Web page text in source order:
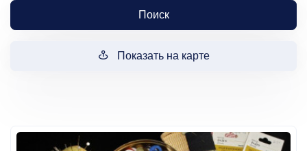
Поиск
Показать на карте